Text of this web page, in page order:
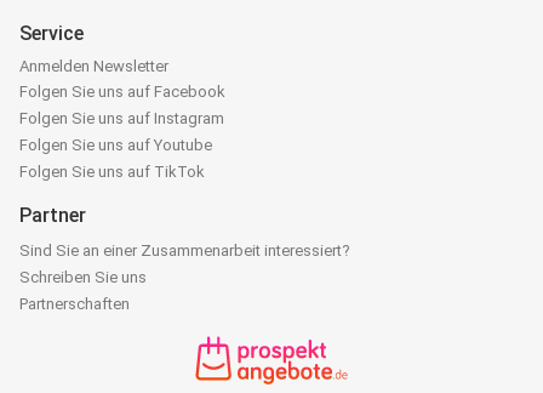
Service
Anmelden Newsletter
Folgen Sie uns auf Facebook
Folgen Sie uns auf Instagram
Folgen Sie uns auf Youtube
Folgen Sie uns auf TikTok
Partner
Sind Sie an einer Zusammenarbeit interessiert?
Schreiben Sie uns
Partnerschaften